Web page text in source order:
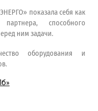
показала себя как
способного
ним задачи.
оборудования и